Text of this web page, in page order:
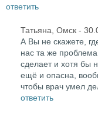
ответить
Татьяна, Омск -
А Вы не скажете,
нас та же
сделает и хотя бы
ещё и опасна,
чтобы врач умел
ответить